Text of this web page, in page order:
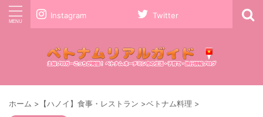
Instagram Twitter
ホーム > 【ハノイ】食事・レストラン >ベトナム料理 >